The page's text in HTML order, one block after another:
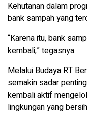
Kehutanan dalam
bank sampah yang
“Karena itu, bank
kembali,” tegasnya.
Melalui Budaya RT
semakin sadar
kembali aktif
lingkungan yang